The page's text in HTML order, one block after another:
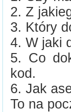
2. Z
3. Który
4. W jaki
5. Co
kod.
6. Jak
To na